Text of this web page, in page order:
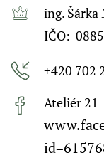
ing.
IČO:
+420 702
Ateliér 21